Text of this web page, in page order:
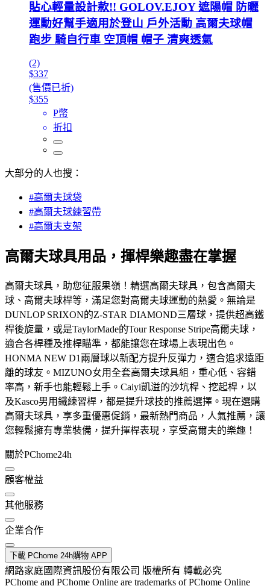
貼心輕量設計款!! GOLOV.EJOY 遮陽帽 防曬
運動好幫手適用於登山 戶外活動 高爾夫球帽
跑步 騎自行車 空頂帽 帽子 清爽透氣
(2)
$337
(售價已折)
$355
P幣
折扣
大部分的人也搜：
#高爾夫球袋
#高爾夫球練習帶
#高爾夫支架
高爾夫球具用品，揮桿樂趣盡在掌握
高爾夫球具，助您征服果嶺！精選高爾夫球具，包含高爾夫
球、高爾夫球桿等，滿足您對高爾夫球運動的熱愛。無論是
DUNLOP SRIXON的Z-STAR DIAMOND三層球，提供超高鐵
桿後旋量，或是TaylorMade的Tour Response Stripe高爾夫球，
適合各桿種及推桿瞄準，都能讓您在球場上表現出色。
HONMA NEW D1兩層球以新配方提升反彈力，適合追求遠距
離的球友。MIZUNO女用全套高爾夫球具組，重心低、容錯
率高，新手也能輕鬆上手。Caiyi凱溢的沙坑桿、挖起桿，以
及Kasco男用鐵練習桿，都是提升球技的推薦選擇。現在選購
高爾夫球具，享多重優惠促銷，最新熱門商品，人氣推薦，讓
您輕鬆擁有專業裝備，提升揮桿表現，享受高爾夫的樂趣！
關於PChome24h
顧客權益
其他服務
企業合作
下載 PChome 24h購物 APP
網路家庭國際資訊股份有限公司 版權所有 轉載必究
PChome and PChome Online are trademarks of PChome Online